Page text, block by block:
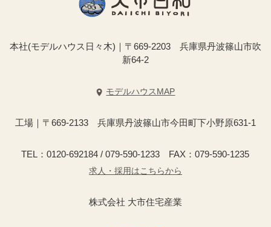
本社(モデルハウス日々木)｜〒669-2203 兵庫県丹波篠山市吹
新64-2
モデルハウスMAP
工場｜〒669-2133 兵庫県丹波篠山市今田町下小野原631-1
TEL：0120-692184 / 079-590-1233 FAX：079-590-1235
求人・採用はこちらから
株式会社 大市住宅産業